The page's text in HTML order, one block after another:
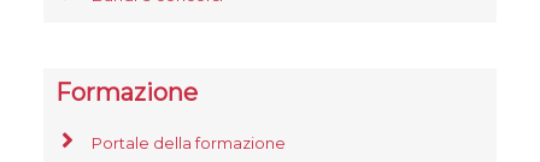
Formazione
Portale della formazione